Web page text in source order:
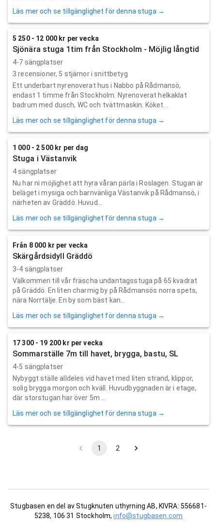
Läs mer och se tillgänglighet för denna stuga →
5 250 - 12 000 kr per vecka
Sjönära stuga 1tim från Stockholm - Möjlig långtid
4-7 sängplatser
3 recensioner, 5 stjärnor i snittbetyg
Ett underbart nyrenoverat hus i Nabbo på Rådmansö,
endast 1 timme från Stockholm. Nyrenoverat helkaklat
badrum med dusch, WC och tvättmaskin. Köket...
Läs mer och se tillgänglighet för denna stuga →
1 000 - 2 500 kr per dag
Stuga i Västanvik
4 sängplatser
Nu har ni möjlighet att hyra våran pärla i Roslagen. Stugan är
beläget i mysiga och barnvänliga Västanvik på Rådmansö, i
närheten av Gräddö. Huvud...
Läs mer och se tillgänglighet för denna stuga →
Från 8 000 kr per vecka
Skärgårdsidyll Gräddö
3-4 sängplatser
Välkommen till vår fräscha undantagsstuga på 65 kvadrat
på Gräddö. En liten charmig by på Rådmansös norra spets,
nära Norrtälje. En by som bäst kan...
Läs mer och se tillgänglighet för denna stuga →
17 300 - 19 200 kr per vecka
Sommarställe 7m till havet, brygga, bastu, SL
4-5 sängplatser
Nybyggt ställe alldeles vid havet med liten strand, klippor,
solig brygga morgon och kväll. Huvudbyggnaden är i etage,
där storstugan har över 5m ...
Läs mer och se tillgänglighet för denna stuga →
1 2
Stugbasen en del av Stugknuten uthyrning AB, KIVRA: 556681-
5238, 106 31 Stockholm,info@stugbasen.com